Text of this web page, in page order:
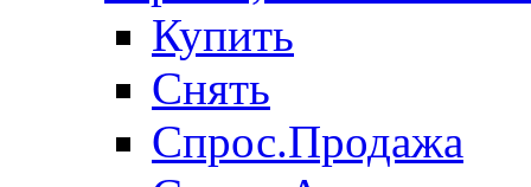
Купить
Снять
Спрос.Продажа